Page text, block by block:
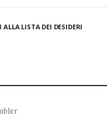
LISTA DEI DESIDERI